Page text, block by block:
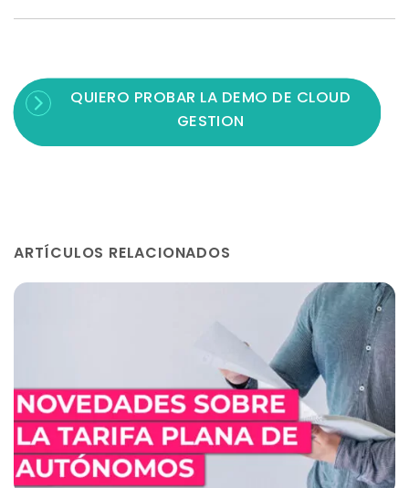
QUIERO PROBAR LA DEMO DE CLOUD
GESTION
ARTÍCULOS RELACIONADOS